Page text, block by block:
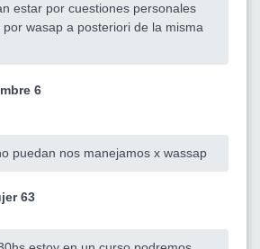
estar por cuestiones personales
wasap a posteriori de la misma
6
puedan nos manejamos x wassap
63